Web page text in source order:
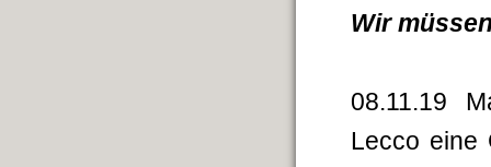
Wir
08.11.19
Lecco eine